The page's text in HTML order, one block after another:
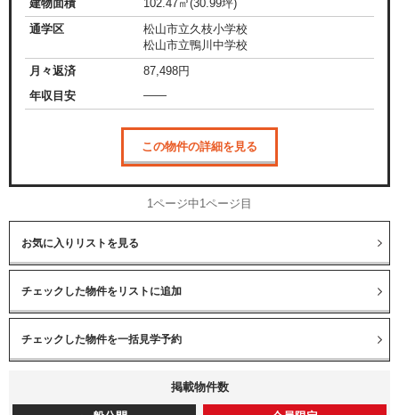
建物面積
102.47㎡(30.99坪)
通学区
松山市立久枝小学校
松山市立鴨川中学校
月々返済
87,498円
年収目安
——
この物件の詳細を見る
1ページ中1ページ目
お気に入りリストを見る
掲載物件数